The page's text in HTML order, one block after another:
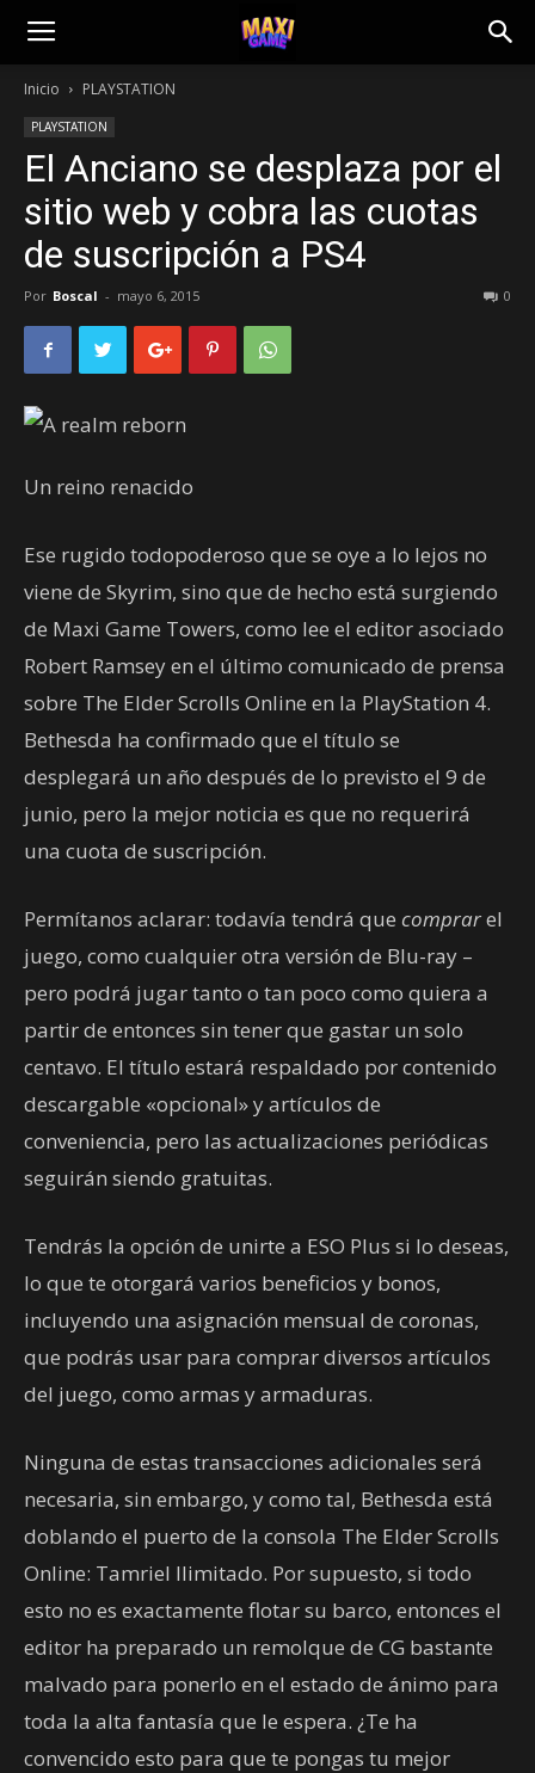
Inicio PLAYSTATION
PLAYSTATION
El Anciano se desplaza por el
sitio web y cobra las cuotas
de suscripción a PS4
Por Boscal - mayo 6, 2015 0
Un reino renacido
Ese rugido todopoderoso que se oye a lo lejos no
viene de Skyrim, sino que de hecho está surgiendo
de Maxi Game Towers, como lee el editor asociado
Robert Ramsey en el último comunicado de prensa
sobre The Elder Scrolls Online en la PlayStation 4.
Bethesda ha confirmado que el título se
desplegará un año después de lo previsto el 9 de
junio, pero la mejor noticia es que no requerirá
una cuota de suscripción.
Permítanos aclarar: todavía tendrá que comprarel
juego, como cualquier otra versión de Blu-ray –
pero podrá jugar tanto o tan poco como quiera a
partir de entonces sin tener que gastar un solo
centavo. El título estará respaldado por contenido
descargable «opcional» y artículos de
conveniencia, pero las actualizaciones periódicas
seguirán siendo gratuitas.
Tendrás la opción de unirte a ESO Plus si lo deseas,
lo que te otorgará varios beneficios y bonos,
incluyendo una asignación mensual de coronas,
que podrás usar para comprar diversos artículos
del juego, como armas y armaduras.
Ninguna de estas transacciones adicionales será
necesaria, sin embargo, y como tal, Bethesda está
doblando el puerto de la consola The Elder Scrolls
Online: Tamriel Ilimitado. Por supuesto, si todo
esto no es exactamente flotar su barco, entonces el
editor ha preparado un remolque de CG bastante
malvado para ponerlo en el estado de ánimo para
toda la alta fantasía que le espera. ¿Te ha
convencido esto para que te pongas tu mejor